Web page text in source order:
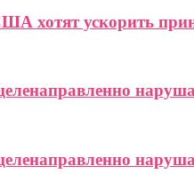
хотят ускорить